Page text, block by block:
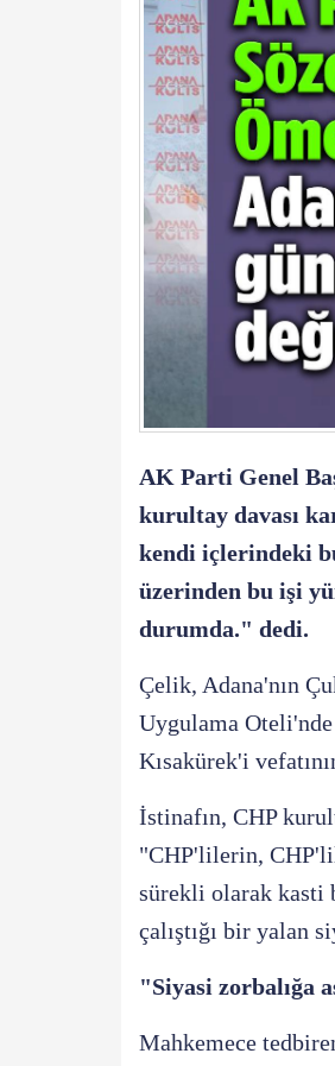
AK Parti Genel
kurultay davası
kendi içlerindeki
üzerinden bu işi
durumda." dedi.
Çelik, Adana'nın
Uygulama Oteli'nde
Kısakürek'i
İstinafın, CHP
"CHP'lilerin,
sürekli olarak kasti
çalıştığı bir yalan
"Siyasi zorbalığa
Mahkemece